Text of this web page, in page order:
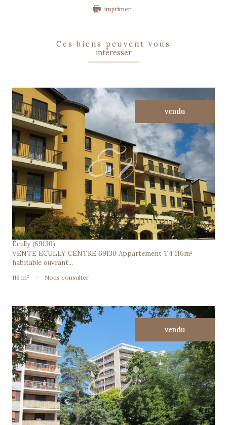
imprimer
ces biens peuvent vous
intéresser
vendu
voir le bien
Écully (69130)
VENTE ECULLY CENTRE 69130 Appartement T4 116m²
habitable ouvrant...
116 m² - Nous consulter
vendu
voir le bien